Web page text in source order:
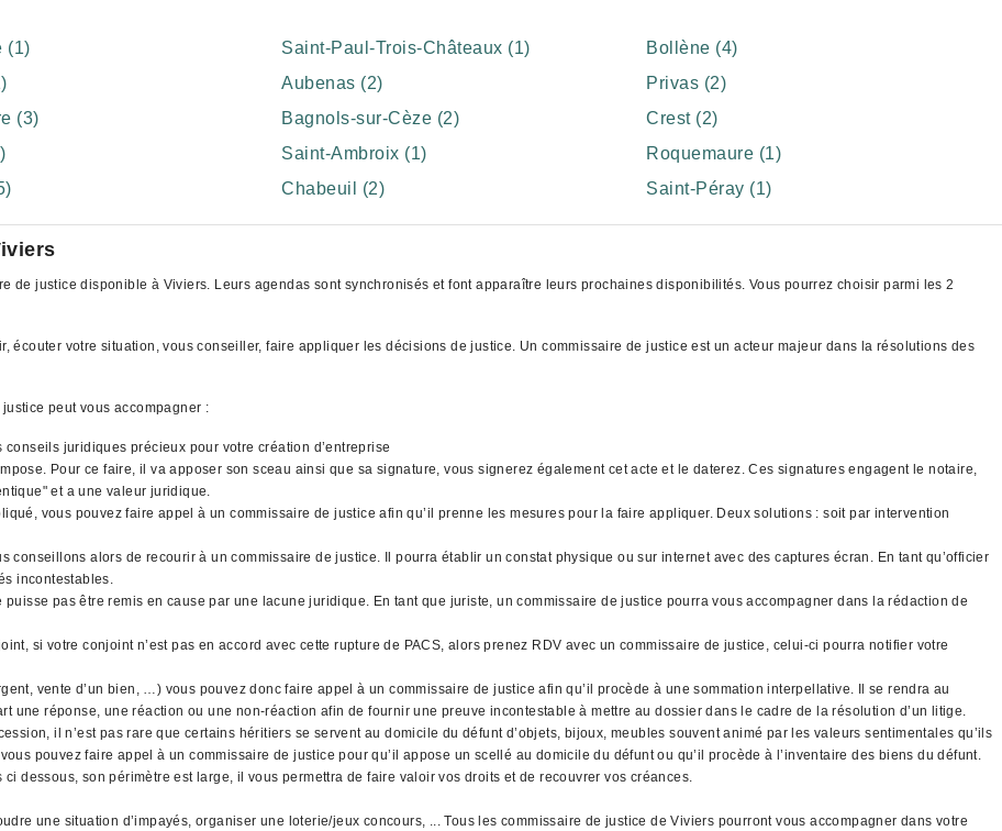
(1) Saint-Paul-Trois-Châteaux (1)
Bollène (4)
Aubenas (2)
Privas (2)
(3) Bagnols-sur-Cèze (2)
Crest (2)
Saint-Ambroix (1)
Roquemaure (1)
Chabeuil (2) Saint-Péray (1)
de justice disponible à Viviers. Leurs agendas sont synchronisés et font apparaître leurs prochaines disponibilités. Vous pourrez choisir parmi les 2
écouter votre situation, vous conseiller, faire appliquer les décisions de justice. Un commissaire de justice est un acteur majeur dans la résolutions des
peut vous accompagner :
juridiques précieux pour votre création d’entreprise
Pour ce faire, il va apposer son sceau ainsi que sa signature, vous signerez également cet acte et le daterez. Ces signatures engagent le notaire,
et a une valeur juridique.
vous pouvez faire appel à un commissaire de justice afin qu’il prenne les mesures pour la faire appliquer. Deux solutions : soit par intervention
conseillons alors de recourir à un commissaire de justice. Il pourra établir un constat physique ou sur internet avec des captures écran. En tant qu’officier
incontestables.
pas être remis en cause par une lacune juridique. En tant que juriste, un commissaire de justice pourra vous accompagner dans la rédaction de
si votre conjoint n’est pas en accord avec cette rupture de PACS, alors prenez RDV avec un commissaire de justice, celui-ci pourra notifier votre
vente d’un bien, …) vous pouvez donc faire appel à un commissaire de justice afin qu’il procède à une sommation interpellative. Il se rendra au
une réponse, une réaction ou une non-réaction afin de fournir une preuve incontestable à mettre au dossier dans le cadre de la résolution d’un litige.
il n’est pas rare que certains héritiers se servent au domicile du défunt d’objets, bijoux, meubles souvent animé par les valeurs sentimentales qu’ils
pouvez faire appel à un commissaire de justice pour qu’il appose un scellé au domicile du défunt ou qu’il procède à l’inventaire des biens du défunt.
dessous, son périmètre est large, il vous permettra de faire valoir vos droits et de recouvrer vos créances.
une situation d’impayés, organiser une loterie/jeux concours, ... Tous les commissaire de justice de Viviers pourront vous accompagner dans votre